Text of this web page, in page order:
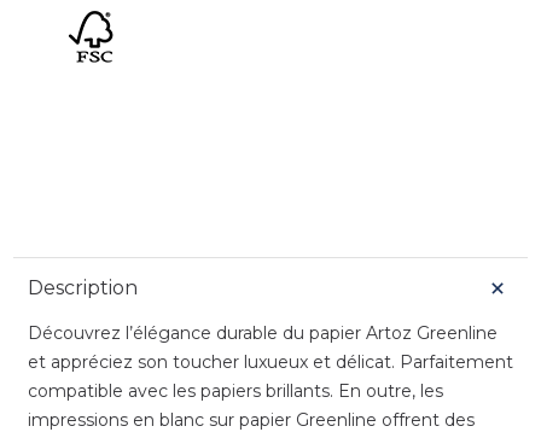
Description
Découvrez l’élégance durable du papier Artoz Greenline
et appréciez son toucher luxueux et délicat. Parfaitement
compatible avec les papiers brillants. En outre, les
impressions en blanc sur papier Greenline offrent des